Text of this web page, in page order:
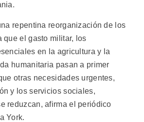
repentina reorganización de los
que el gasto militar, los
en la agricultura y la
humanitaria pasan a primer
otras necesidades urgentes,
y los servicios sociales,
reduzcan, afirma el periódico
York.